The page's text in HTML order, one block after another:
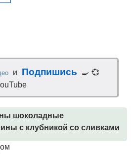
и Подпишись
🍳 💞
шоколадные
с клубникой со сливками